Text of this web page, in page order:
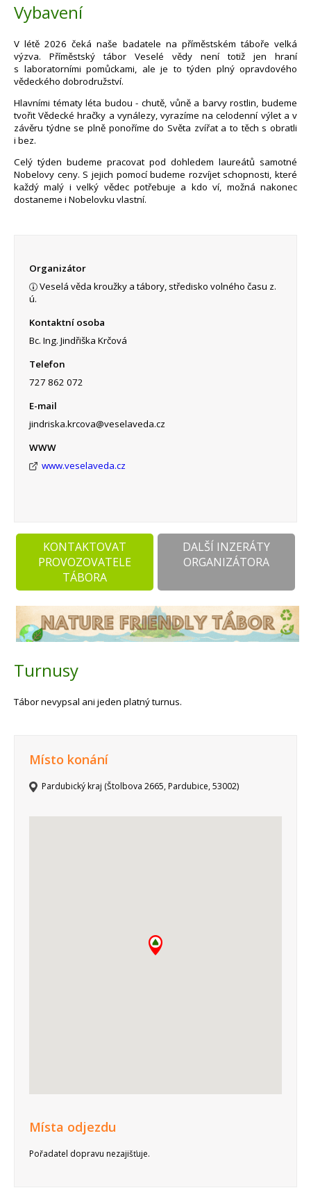
Vybavení
V létě 2026 čeká naše badatele na příměstském táboře velká
výzva. Příměstský tábor Veselé vědy není totiž jen hraní
s laboratorními pomůckami, ale je to týden plný opravdového
vědeckého dobrodružství.
Hlavními tématy léta budou - chutě, vůně a barvy rostlin, budeme
tvořit Vědecké hračky a vynálezy, vyrazíme na celodenní výlet a v
závěru týdne se plně ponoříme do Světa zvířat a to těch s obratli
i bez.
Celý týden budeme pracovat pod dohledem laureátů samotné
Nobelovy ceny. S jejich pomocí budeme rozvíjet schopnosti, které
každý malý i velký vědec potřebuje a kdo ví, možná nakonec
dostaneme i Nobelovku vlastní.
Organizátor
Veselá věda kroužky a tábory, středisko volného času z.
ú.
Kontaktní osoba
Bc. Ing. Jindřiška Krčová
Telefon
727 862 072
E-mail
jindriska.krcova@veselaveda.cz
WWW
www.veselaveda.cz
KONTAKTOVAT
PROVOZOVATELE
TÁBORA
DALŠÍ INZERÁTY
ORGANIZÁTORA
Turnusy
Tábor nevypsal ani jeden platný turnus.
Místo konání
Pardubický kraj (Štolbova 2665, Pardubice, 53002)
Místa odjezdu
Pořadatel dopravu nezajišťuje.